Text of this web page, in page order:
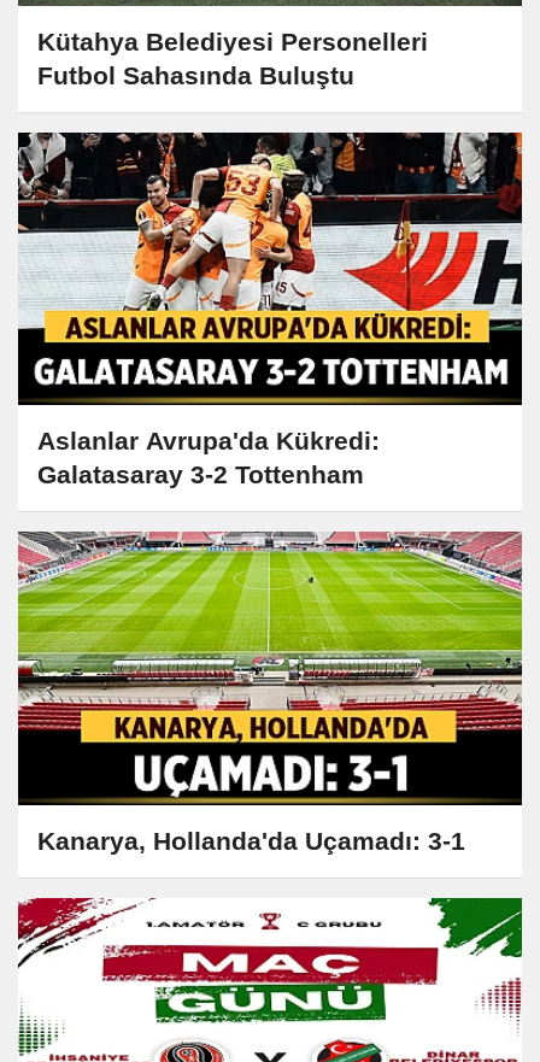
Kütahya Belediyesi Personelleri
Futbol Sahasında Buluştu
Aslanlar Avrupa'da Kükredi:
Galatasaray 3-2 Tottenham
Kanarya, Hollanda'da Uçamadı: 3-1